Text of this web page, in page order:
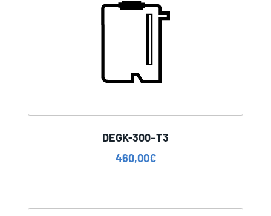
DEGK-300–T3
460,00€